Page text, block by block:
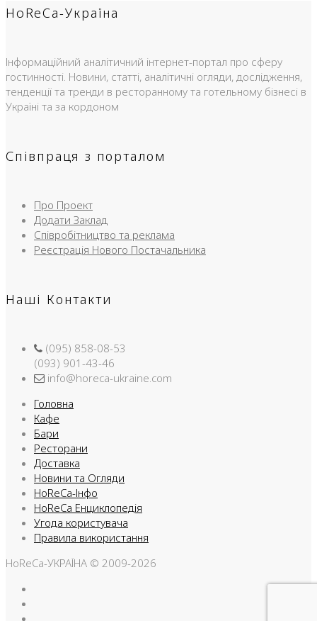
HoReCa-Україна
Інформаційний аналітичний інтернет-портал про сферу
гостинності. Новини, статті, аналітичні огляди, дослідження,
тенденції та тренди в ресторанному та готельному бізнесі в
Україні та за кордоном
Співпраця з порталом
Про Проект
Додати Заклад
Співробітництво та реклама
Реєстрація Нового Постачальника
Наші Контакти
(095) 858-08-53
(093) 901-43-46
info@horeca-ukraine.com
Головна
Кафе
Бари
Ресторани
Доставка
Новини та Огляди
HoReCa-Інфо
HoReCa Енциклопедія
Угода користувача
Правила використання
HoReCa-УКРАЇНА © 2009-2026